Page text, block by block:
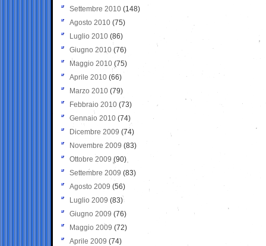
Settembre 2010 (148)
Agosto 2010 (75)
Luglio 2010 (86)
Giugno 2010 (76)
Maggio 2010 (75)
Aprile 2010 (66)
Marzo 2010 (79)
Febbraio 2010 (73)
Gennaio 2010 (74)
Dicembre 2009 (74)
Novembre 2009 (83)
Ottobre 2009 (90)
Settembre 2009 (83)
Agosto 2009 (56)
Luglio 2009 (83)
Giugno 2009 (76)
Maggio 2009 (72)
Aprile 2009 (74)